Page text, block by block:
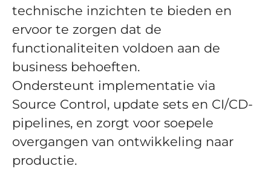
technische inzichten te bieden en
ervoor te zorgen dat de
functionaliteiten voldoen aan de
business behoeften.
Ondersteunt implementatie via
Source Control, update sets en CI/CD-
pipelines, en zorgt voor soepele
overgangen van ontwikkeling naar
productie.